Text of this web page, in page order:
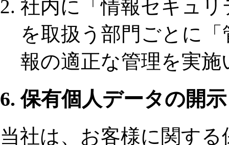
社内に「情報セキュ
を取扱う部門ごとに
報の適正な管理を実
6. 保有個人データの開
当社は、お客様に関す